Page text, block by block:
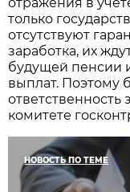
только
отсутствуют
заработка, их
будущей пенсии
выплат. Поэтому
ответственность
комитете
НОВОСТЬ ПО ТЕМЕ